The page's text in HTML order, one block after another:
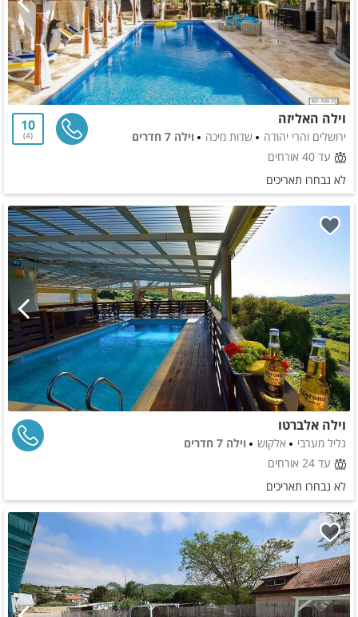
וילה האליזה
ירושלים והרי יהודה שדות מיכה
וילה 7 חדרים
עד 40 אורחים
10
4
לא נבחרו תאריכים
וילה אלברטו
גליל מערבי אלקוש
וילה 7 חדרים
עד 24 אורחים
לא נבחרו תאריכים